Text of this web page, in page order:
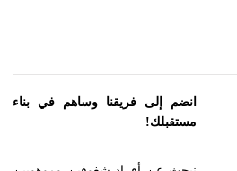
انضم إلى فريقنا وساهم في بناء
مستقبلك!